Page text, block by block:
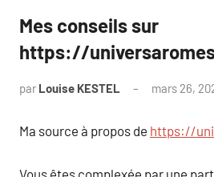
Mes conseils sur
https://
par Louise KESTEL mars 26,
Ma source à propos de https://
Vous êtes complexée par une